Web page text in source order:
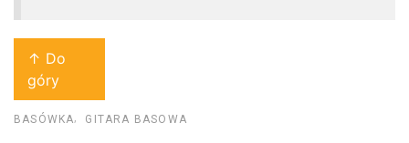
↑ Do
góry
BASÓWKA GITARA BASOWA